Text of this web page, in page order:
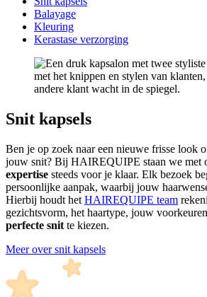
Balayage
Kleuring
Kerastase verzorging
Snit kapsels
Ben je op zoek naar een nieuwe frisse look
jouw snit? Bij HAIREQUIPE staan we met
expertise steeds voor je klaar. Elk bezoek
persoonlijke aanpak, waarbij jouw
Hierbij houdt het HAIREQUIPE team
gezichtsvorm, het haartype, jouw
perfecte snit te kiezen.
Meer over snit kapsels